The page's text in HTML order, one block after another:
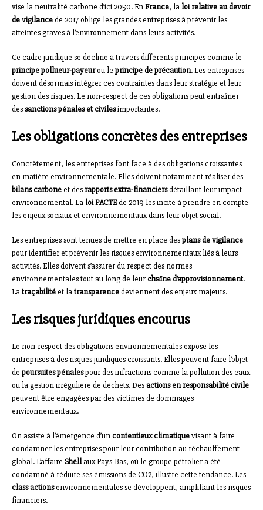
vise la neutralité carbone d’ici 2050. EnFrance, la loi relative au devoir
de vigilancede 2017 oblige les grandes entreprises à prévenir les
atteintes graves à l’environnement dans leurs activités.
Ce cadre juridique se décline à travers différents principes comme le
principe pollueur-payeurou le principe de précaution. Les entreprises
doivent désormais intégrer ces contraintes dans leur stratégie et leur
gestion des risques. Le non-respect de ces obligations peut entraîner
dessanctions pénales et civilesimportantes.
Les obligations concrètes des entreprises
Concrètement, les entreprises font face à des obligations croissantes
en matière environnementale. Elles doivent notamment réaliser des
bilans carboneet des rapports extra-financiersdétaillant leur impact
environnemental. La loi PACTEde 2019 les incite à prendre en compte
les enjeux sociaux et environnementaux dans leur objet social.
Les entreprises sont tenues de mettre en place desplans de vigilance
pour identifier et prévenir les risques environnementaux liés à leurs
activités. Elles doivent s’assurer du respect des normes
environnementales tout au long de leurchaîne d’approvisionnement.
Latraçabilitéet latransparencedeviennent des enjeux majeurs.
Les risques juridiques encourus
Le non-respect des obligations environnementales expose les
entreprises à des risques juridiques croissants. Elles peuvent faire l’objet
de poursuites pénalespour des infractions comme la pollution des eaux
ou la gestion irrégulière de déchets. Desactions en responsabilité civile
peuvent être engagées par des victimes de dommages
environnementaux.
On assiste à l’émergence d’uncontentieux climatiquevisant à faire
condamner les entreprises pour leur contribution au réchauffement
global. L’affaire Shellaux Pays-Bas, où le groupe pétrolier a été
condamné à réduire ses émissions de CO2, illustre cette tendance. Les
class actionsenvironnementales se développent, amplifiant les risques
financiers.